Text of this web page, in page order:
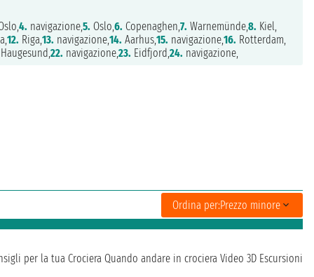
4. navigazione,5. Oslo,6. Copenaghen,7. Warnemünde,8. Kiel,
12. Riga,13. navigazione,14. Aarhus,15. navigazione,16. Rotterdam,
Haugesund,22. navigazione,23. Eidfjord,24. navigazione,
Ordina per:Prezzo minore
per la tua Crociera Quando andare in crociera Video 3D Escursioni